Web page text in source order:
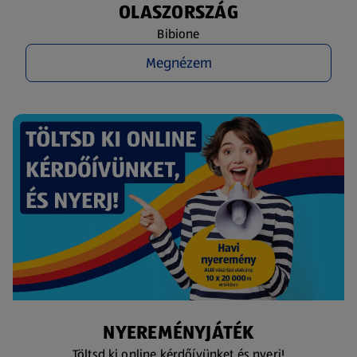
OLASZORSZÁG
Bibione
Megnézem
NYEREMÉNYJÁTÉK